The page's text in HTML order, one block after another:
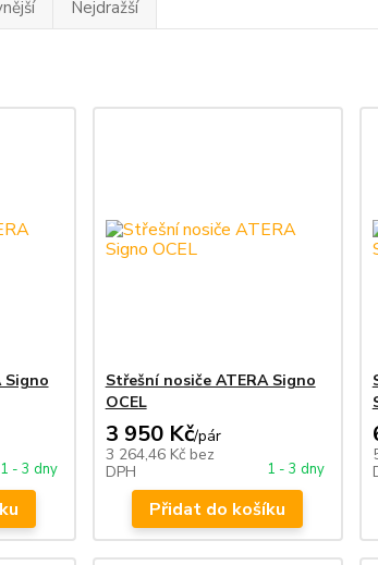
Nejdražší
Signo
1 - 3 dny
Střešní nosiče ATERA Signo
OCEL
3 950 Kč/pár
3 264,46 Kč bez
DPH
1 - 3 dny
Přidat do košíku